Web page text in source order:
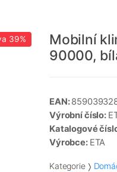
39%
Mobilní
90000,
EAN:
Výrobní číslo:
Katalogové
Výrobce: ETA
Kategorie